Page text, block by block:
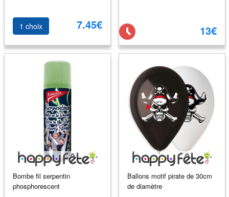
1 choix 7.45€ 13€
Bombe fil serpentin
phosphorescent
Ballons motif pirate de 30cm
de diamètre